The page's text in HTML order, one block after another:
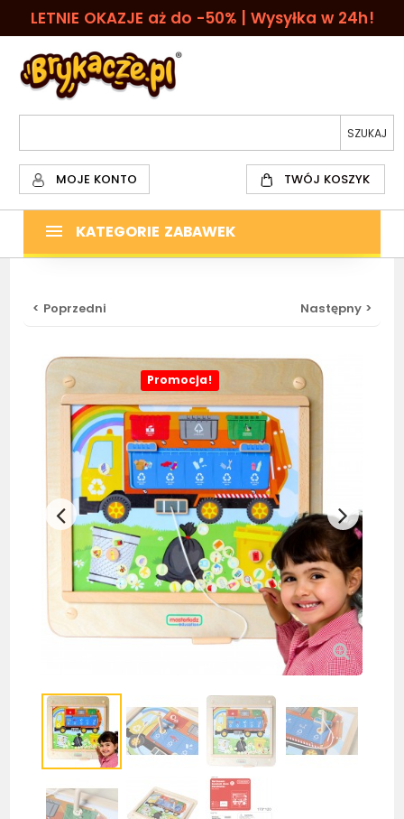
LETNIE OKAZJE aż do -50% | Wysyłka w 24h!
MOJE KONTO TWÓJ KOSZYK
KATEGORIE ZABAWEK
< Poprzedni Następny >
Promocja!